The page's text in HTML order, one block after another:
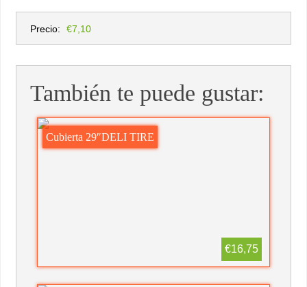
Precio: €7,10
También te puede gustar:
Cubierta 29″DELI TIRE
€16,75